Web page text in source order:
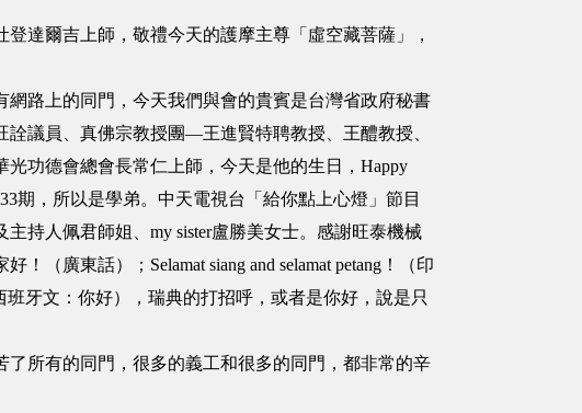
達爾吉上師，敬禮今天的護摩主尊「虛空藏菩薩」，
路上的同門，今天我們與會的貴賓是台灣省政府秘書
議員、真佛宗教授團—王進賢特聘教授、王醴教授、
功德會總會長常仁上師，今天是他的生日，Happy
期，所以是學弟。中天電視台「給你點上心燈」節目
持人佩君師姐、my sister盧勝美女士。感謝旺泰機械
（廣東話）；Selamat siang and selamat petang！（印
班牙文：你好），瑞典的打招呼，或者是你好，說是只
所有的同門，很多的義工和很多的同門，都非常的辛